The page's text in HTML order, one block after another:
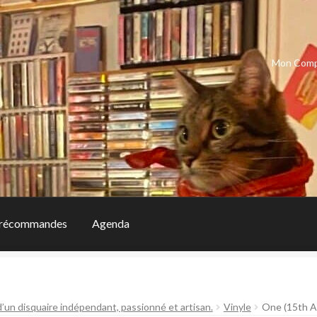
Mon
Agenda
disquaire indépendant, passionné et artisan. Vinyle One (15th